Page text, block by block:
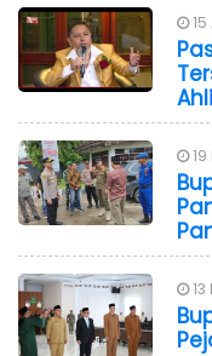
15
19
13